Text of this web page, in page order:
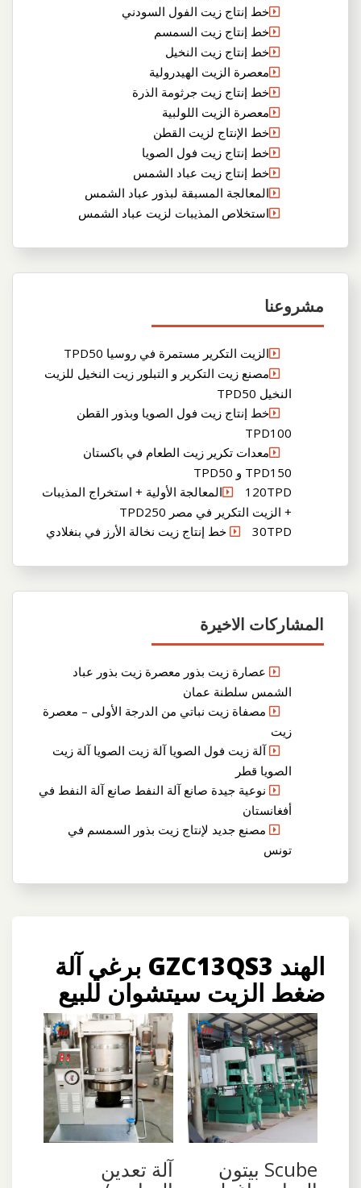
خط إنتاج زيت الفول السودني
خط إنتاج زيت السمسم
خط إنتاج زيت النخيل
معصرة الزيت الهيدرولية
خط إنتاج زيت جرثومة الذرة
معصرة الزيت اللولبية
خط الإنتاج لزيت القطن
خط إنتاج زيت فول الصويا
خط إنتاج زيت عباد الشمس
المعالجة المسبقة لبذور عباد الشمس
استخلاص المذيبات لزيت عباد الشمس
مشروعنا
الزيت التكرير مستمرة في روسيا TPD50
مصنع زيت التكرير و التبلور زيت النخيل للزيت
النخيل TPD50
خط إنتاج زيت فول الصويا وبذور القطن
TPD100
معدات تكرير زيت الطعام في باكستان
TPD150 و TPD50
120TPDالمعالجة الأولية + استخراج المذيبات
+ الزيت التكرير في مصر TPD250
30TPD خط إنتاج زيت نخالة الأرز في بنغلادي
المشاركات الاخيرة
عصارة زيت بذور معصرة زيت بذور عباد
الشمس سلطنة عمان
مصفاة زيت نباتي من الدرجة الأولى – معصرة
زيت
آلة زيت فول الصويا آلة زيت الصويا آلة زيت
الصويا قطر
نوعية جيدة صانع آلة النفط صانع آلة النفط في
أفغانستان
مصنع جديد لإنتاج زيت بذور السمسم في
تونس
الهند GZC13QS3 برغي آلة
ضغط الزيت سيتشوان للبيع
Scube بيتون آلة تعدين